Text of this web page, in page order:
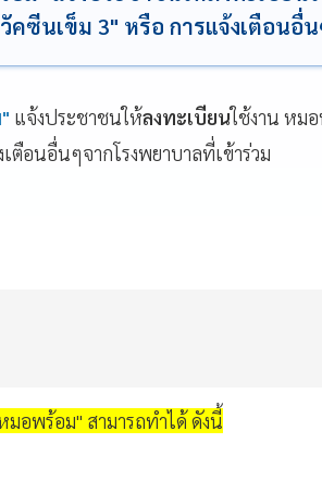
คซีนเข็ม 3" หรือ การแจ้งเตือนอื่
แจ้งประชาชนให้ลงทะเบียนใช้งาน หม
ตือนอื่นๆจากโรงพยาบาลที่เข้าร่วม
มอพร้อม" สามารถทำได้ ดังนี้